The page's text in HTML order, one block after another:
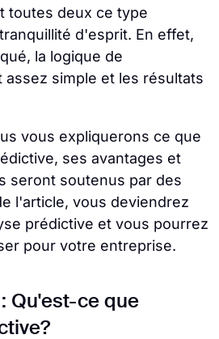
toutes deux ce type
d'esprit. En effet,
la logique de
simple et les résultats
vous expliquerons ce que
ses avantages et
seront soutenus par des
l'article, vous deviendrez
prédictive et vous pourrez
pour votre entreprise.
Qu'est-ce que